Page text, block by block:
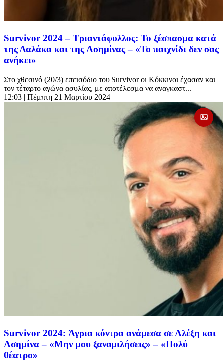
Survivor 2024 – Τριαντάφυλλος: Το ξέσπασμα κατά
της Δαλάκα και της Ασημίνας – «Το παιχνίδι δεν σας
ανήκει»
Στο χθεσινό (20/3) επεισόδιο του Survivor οι Κόκκινοι έχασαν και
τον τέταρτο αγώνα ασυλίας, με αποτέλεσμα να αναγκαστ...
12:03 | Πέμπτη 21 Μαρτίου 2024
Survivor 2024: Άγρια κόντρα ανάμεσα σε Αλέξη και
Ασημίνα – «Μην μου ξαναμιλήσεις» – «Πολύ
θέατρο»